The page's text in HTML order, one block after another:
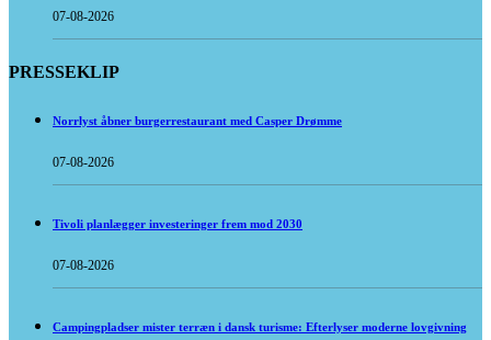
07-08-2026
PRESSEKLIP
Norrlyst åbner burgerrestaurant med Casper Drømme
07-08-2026
Tivoli planlægger investeringer frem mod 2030
07-08-2026
Campingpladser mister terræn i dansk turisme: Efterlyser moderne lovgivning